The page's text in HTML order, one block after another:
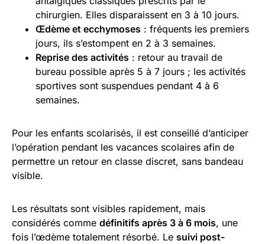
chirurgien. Elles disparaissent en 3 à 10 jours.
Œdème et ecchymoses : fréquents les premiers
jours, ils s’estompent en 2 à 3 semaines.
Reprise des activités : retour au travail de
bureau possible après 5 à 7 jours ; les activités
sportives sont suspendues pendant 4 à 6
semaines.
Pour les enfants scolarisés, il est conseillé d’anticiper
l’opération pendant les vacances scolaires afin de
permettre un retour en classe discret, sans bandeau
visible.
Les résultats sont visibles rapidement, mais
considérés comme définitifs après 3 à 6 mois, une
fois l’œdème totalement résorbé. Le suivi post-